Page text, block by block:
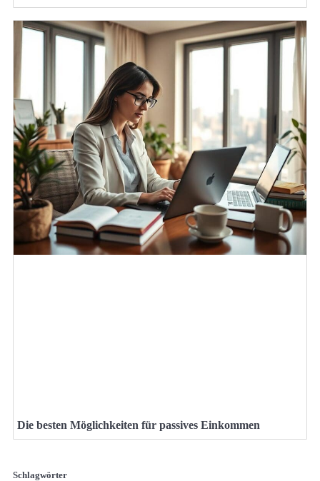
Die besten Möglichkeiten für passives Einkommen
Schlagwörter